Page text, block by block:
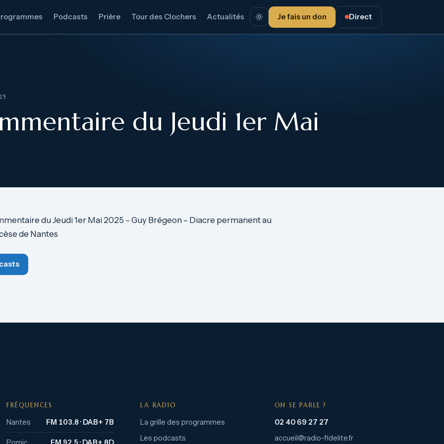
Podcasts Prière Tour des Clochers Actualités Je fais un don Direct
du Jeudi 1er Mai
du Jeudi 1er Mai 2025 – Guy Brégeon – Diacre permanent au
de Nantes
FRÉQUENCES
Nantes FM 103.8 · DAB+ 7B
LA RADIO
La grille des programmes
Les podcasts
ON SE PARLE ?
02 40 69 27 27
accueil@radio-fidelite.fr